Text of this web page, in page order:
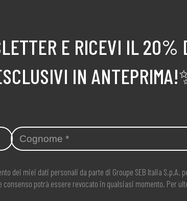
E RICEVI IL 20%
IN
dei miei dati personali da parte di Groupe SEB Italia
potrà essere revocato in qualsiasi momento. Per